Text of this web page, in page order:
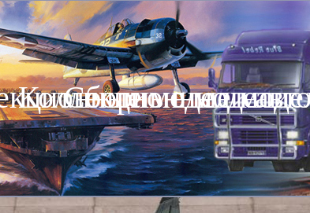
Сборные модели
модели
Коллекционные